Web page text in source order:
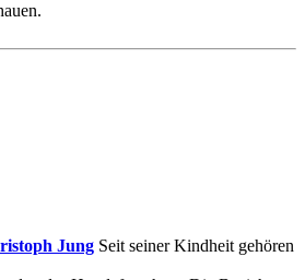
Jung Seit seiner Kindheit gehören